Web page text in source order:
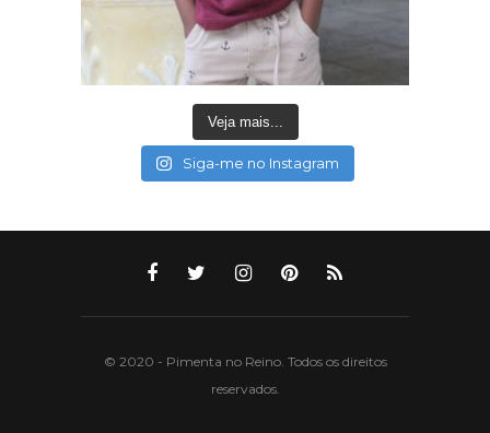
Veja mais...
Siga-me no Instagram
© 2020 - Pimenta no Reino. Todos os direitos
reservados.